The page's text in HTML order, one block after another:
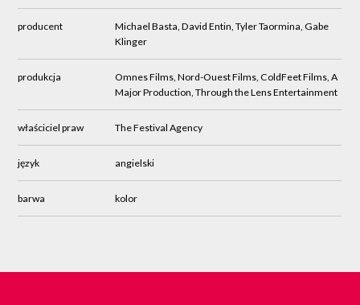
producent
Michael Basta, David Entin, Tyler Taormina, Gabe
Klinger
produkcja
Omnes Films, Nord-Ouest Films, ColdFeet Films, A
Major Production, Through the Lens Entertainment
właściciel praw The Festival Agency
język angielski
barwa kolor